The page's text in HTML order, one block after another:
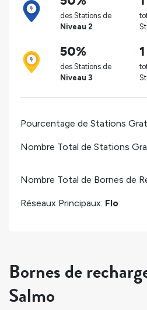
des Stations de
Niveau 2
50%
des Stations de
Niveau 3
1
Pourcentage de Stations
Nombre Total de Stations
Nombre Total de Bornes de
Réseaux Principaux: Flo
Bornes de
Salmo